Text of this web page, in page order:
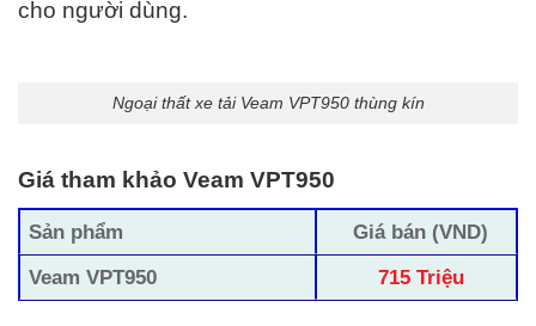
cho người dùng.
Ngoại thất xe tải Veam VPT950 thùng kín
Giá tham khảo Veam VPT950
Sản phẩm
Giá bán (VND)
Veam VPT950
715 Triệu